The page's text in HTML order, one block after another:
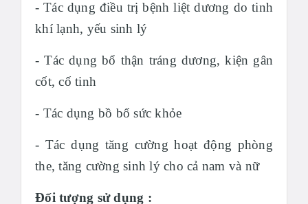
- Tác dụng điều trị bệnh liệt dương do tinh
khí lạnh, yếu sinh lý
- Tác dụng bổ thận tráng dương, kiện gân
cốt, cố tinh
- Tác dụng bồ bổ sức khỏe
- Tác dụng tăng cường hoạt động phòng
the, tăng cường sinh lý cho cả nam và nữ
Đối tượng sử dụng :